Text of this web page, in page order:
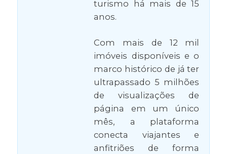
turismo há mais de 15
anos.
Com mais de 12 mil
imóveis disponíveis e o
marco histórico de já ter
ultrapassado 5 milhões
de visualizações de
página em um único
mês, a plataforma
conecta viajantes e
anfitriões de forma